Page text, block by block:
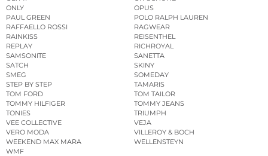
ONLY
OPUS
PAUL GREEN
POLO RALPH LAUREN
RAFFAELLO ROSSI
RAGWEAR
RAINKISS
REISENTHEL
REPLAY
RICHROYAL
SAMSONITE
SANETTA
SATCH
SKINY
SMEG
SOMEDAY
STEP BY STEP
TAMARIS
TOM FORD
TOM TAILOR
TOMMY HILFIGER
TOMMY JEANS
TONIES
TRIUMPH
VEE COLLECTIVE
VEJA
VERO MODA
VILLEROY & BOCH
WEEKEND MAX MARA
WELLENSTEYN
WMF